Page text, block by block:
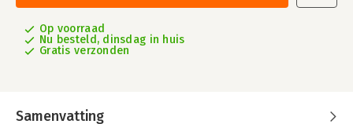
Op voorraad
Nu besteld, dinsdag in huis
Gratis verzonden
Samenvatting